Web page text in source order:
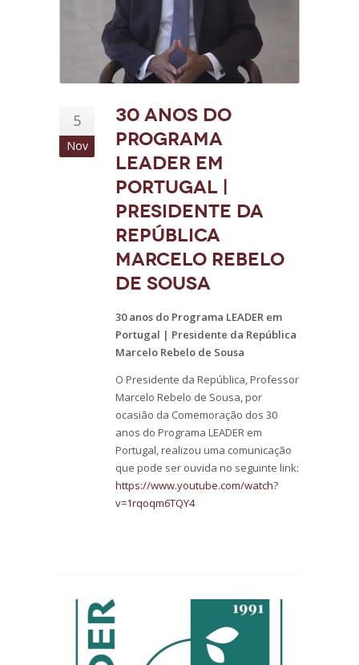
5
Nov
30 anos do
Programa
LEADER em
Portugal |
Presidente da
República
Marcelo Rebelo
de Sousa
30 anos do Programa LEADER em
Portugal | Presidente da República
Marcelo Rebelo de Sousa
O Presidente da República, Professor
Marcelo Rebelo de Sousa, por
ocasião da Comemoração dos 30
anos do Programa LEADER em
Portugal, realizou uma comunicação
que pode ser ouvida no seguinte link:
https://www.youtube.com/watch?
v=1rqoqm6TQY4